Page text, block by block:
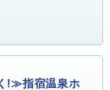
!≫指宿温泉ホ